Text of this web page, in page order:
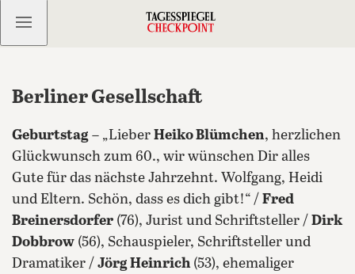
Kostenlos anmelden
Berliner Gesellschaft
Geburtstag – „Lieber Heiko Blümchen, herzlichen
Glückwunsch zum 60., wir wünschen Dir alles
Gute für das nächste Jahrzehnt. Wolfgang, Heidi
und Eltern. Schön, dass es dich gibt!“ / Fred
Breinersdorfer (76), Jurist und Schriftsteller / Dirk
Dobbrow (56), Schauspieler, Schriftsteller und
Dramatiker / Jörg Heinrich (53), ehemaliger